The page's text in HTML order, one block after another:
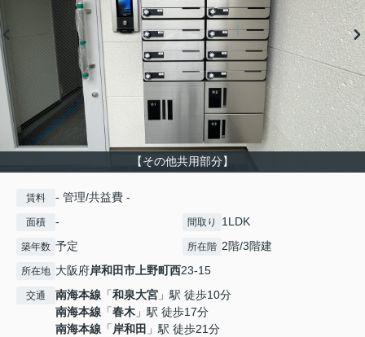
【その他共用部分】
賃料 - 管理/共益費 -
面積 - 間取り 1LDK
築年数 予定 所在階 2階/3階建
所在地 大阪府岸和田市上野町西23-15
交通 南海本線 「和泉大宮 」駅 徒歩10分
南海本線 「春木 」駅 徒歩17分
南海本線 「岸和田 」駅 徒歩21分